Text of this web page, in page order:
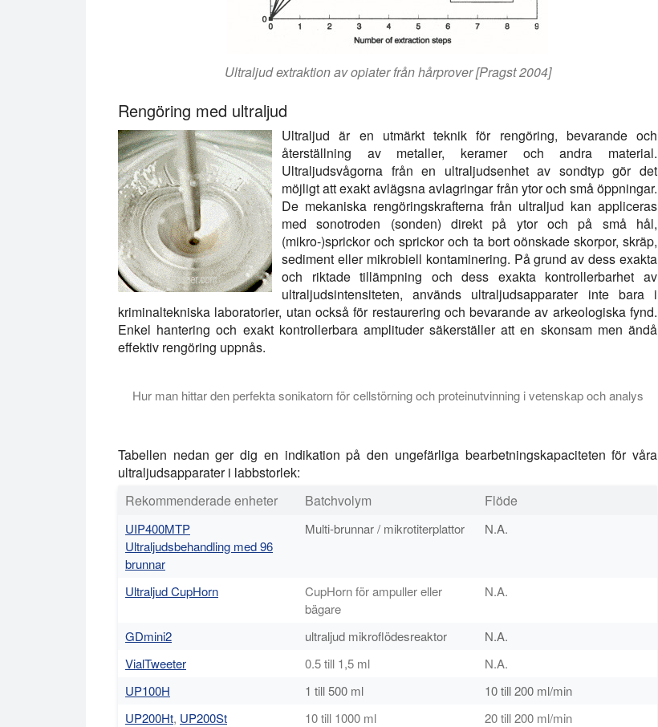
Ultraljud extraktion av opiater från hårprover [Pragst 2004]
Rengöring med ultraljud
Ultraljud är en utmärkt teknik för rengöring, bevarandeoch
återställning av metaller, keramer och andra material.
Ultraljudsvågorna från en ultraljudsenhet av sondtyp gör det
möjligt att exakt avlägsna avlagringar från ytor och små öppningar.
De mekaniska rengöringskrafterna från ultraljud kan appliceras
med sonotroden (sonden) direkt på ytor och på små hål,
(mikro-)sprickor och sprickor och ta bort oönskade skorpor, skräp,
sediment eller mikrobiell kontaminering. På grund av dess exakta
och riktade tillämpning och dess exakta kontrollerbarhet av
ultraljudsintensiteten, används ultraljudsapparater inte bara i
kriminaltekniska laboratorier, utan också för restaurering och bevarande av arkeologiska fynd.
Enkel hantering och exakt kontrollerbara amplituder säkerställer att en skonsam men ändå
effektiv rengöring uppnås.
Hur man hittar den perfekta sonikatorn för cellstörning och proteinutvinning i vetenskap och analys
Tabellen nedan ger dig en indikation på den ungefärliga bearbetningskapaciteten för våra
ultraljudsapparater i labbstorlek:
Rekommenderade enheter
Batchvolym Flöde
UIP400MTP
Ultraljudsbehandling med 96
brunnar
Multi-brunnar / mikrotiterplattor N.A.
Ultraljud CupHorn
CupHorn för ampuller eller
bägare
N.A.
GDmini2 ultraljud mikroflödesreaktor
N.A.
VialTweeter
0.5 till 1,5 ml
N.A.
UP100H
1 till 500 ml
10 till 200 ml/min
UP200Ht, UP200St 10 till 1000 ml
20 till 200 ml/min